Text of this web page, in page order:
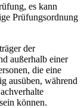
es kann
Prüfungsordnung
der
außerhalb einer
die eine
ausüben, während
können.